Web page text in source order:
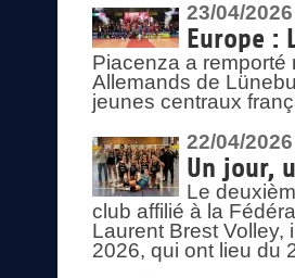
23/04/2026
Europe :
Piacenza a remporté
Allemands de
jeunes centraux
22/04/2026
Un jour,
Le
club affilié à la
Laurent Brest Volley,
2026, qui ont lieu du